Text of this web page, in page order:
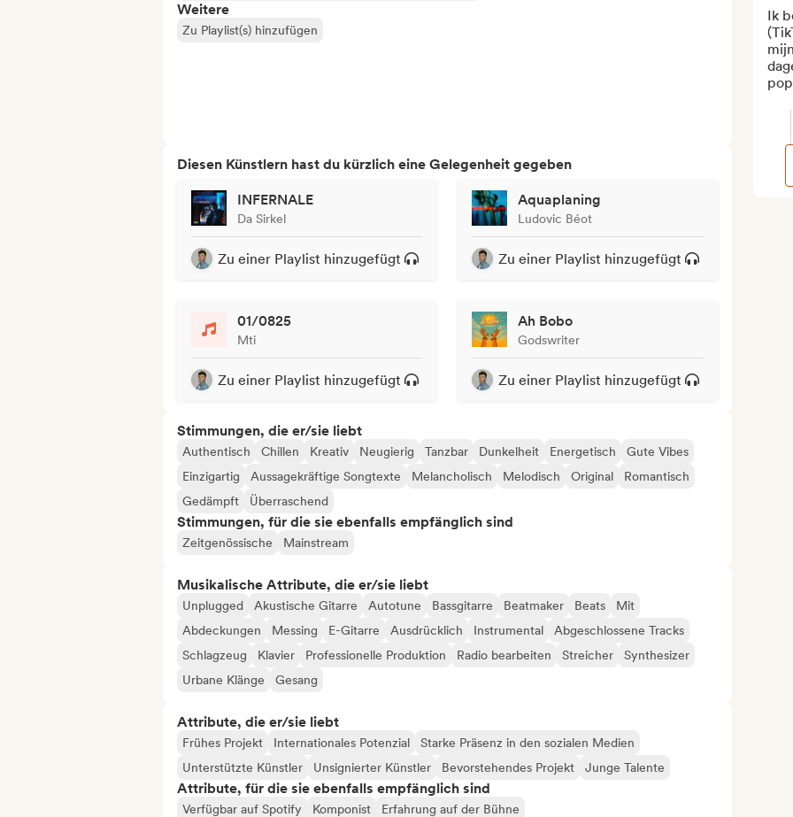
Weitere
Zu Playlist(s) hinzufügen
Diesen Künstlern hast du kürzlich eine Gelegenheit gegeben
INFERNALE
Da Sirkel
Zu einer Playlist hinzugefügt
Aquaplaning
Ludovic Béot
Zu einer Playlist hinzugefügt
01/0825
Mti
Zu einer Playlist hinzugefügt
Ah Bobo
Godswriter
Zu einer Playlist hinzugefügt
Stimmungen, die er/sie liebt
Authentisch Chillen Kreativ Neugierig Tanzbar Dunkelheit Energetisch
Gute Vibes
Einzigartig
Aussagekräftige Songtexte Melancholisch Melodisch Original
Romantisch
Gedämpft
Überraschend
Stimmungen, für die sie ebenfalls empfänglich sind
Zeitgenössische Mainstream
Musikalische Attribute, die er/sie liebt
Unplugged Akustische Gitarre Autotune Bassgitarre Beatmaker Beats
Mit
Abdeckungen
Messing E-Gitarre Ausdrücklich Instrumental
Abgeschlossene Tracks
Schlagzeug
Klavier Professionelle Produktion Radio bearbeiten Streicher
Synthesizer
Urbane Klänge
Gesang
Attribute, die er/sie liebt
Frühes Projekt Internationales Potenzial
Starke Präsenz in den sozialen Medien
Unterstützte Künstler
Unsignierter Künstler Bevorstehendes Projekt Junge Talente
Attribute, für die sie ebenfalls empfänglich sind
Verfügbar auf Spotify Komponist Erfahrung auf der Bühne
Ik